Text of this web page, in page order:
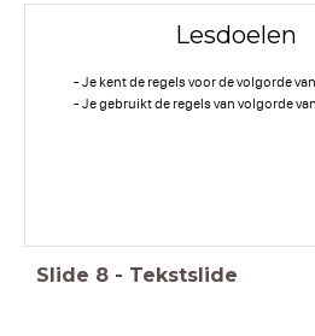
Lesdoelen
- Je kent de regels voor de volgorde
- Je gebruikt de regels van volgorde
Slide 8 - Tekstslide